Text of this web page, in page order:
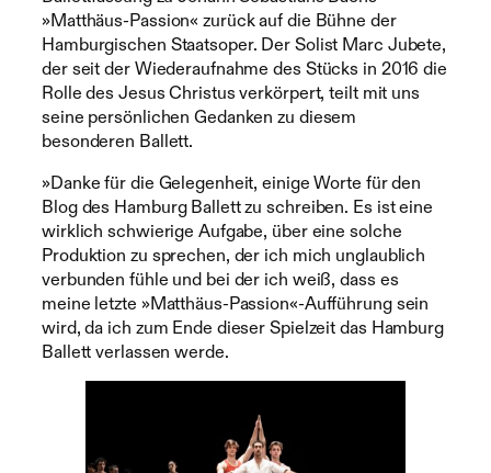
»Matthäus-Passion« zurück auf die Bühne der
Hamburgischen Staatsoper. Der Solist Marc Jubete,
der seit der Wiederaufnahme des Stücks in 2016 die
Rolle des Jesus Christus verkörpert, teilt mit uns
seine persönlichen Gedanken zu diesem
besonderen Ballett.
»Danke für die Gelegenheit, einige Worte für den
Blog des Hamburg Ballett zu schreiben. Es ist eine
wirklich schwierige Aufgabe, über eine solche
Produktion zu sprechen, der ich mich unglaublich
verbunden fühle und bei der ich weiß, dass es
meine letzte »Matthäus-Passion«-Aufführung sein
wird, da ich zum Ende dieser Spielzeit das Hamburg
Ballett verlassen werde.